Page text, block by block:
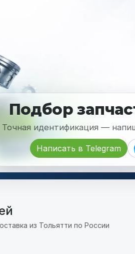
Подбор
Точная идентификация —
Написать в Telegram
из Тольятти по России